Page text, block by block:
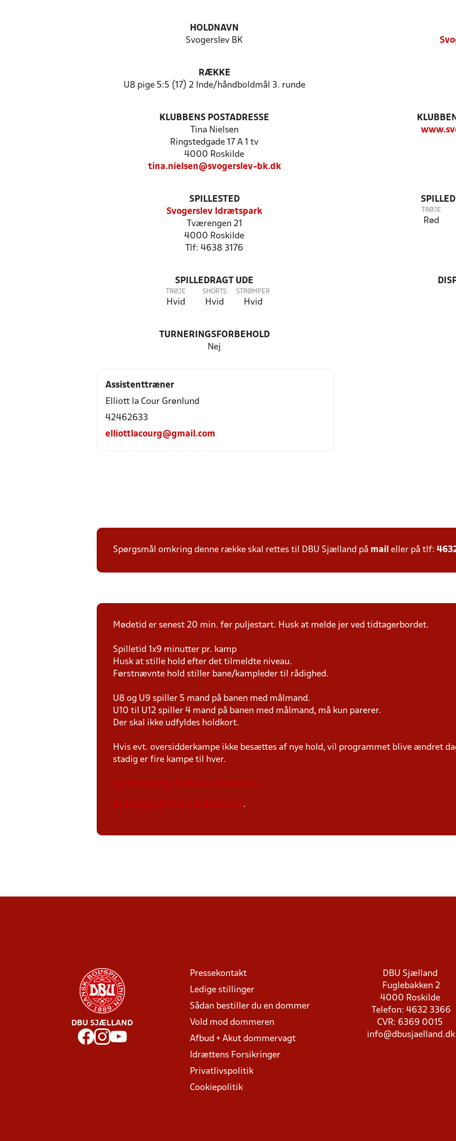
HOLDNAVN
Svogerslev BK
RÆKKE
U8 pige 5:5 (17) 2 Inde/håndboldmål 3. runde
KLUBBENS POSTADRESSE
Tina Nielsen
Ringstedgade 17 A 1 tv
4000 Roskilde
tina.nielsen@svogerslev-bk.dk
SPILLESTED
Svogerslev Idrætspark
Tværengen 21
4000 Roskilde
Tlf: 4638 3176
TRØJE
Rød
SPILLEDRAGT UDE
TRØJE
Hvid
SHORTS
Hvid
STRØMPER
Hvid
TURNERINGSFORBEHOLD
Nej
Assistenttræner
Elliott la Cour Grønlund
42462633
elliottlacourg@gmail.com
Spørgsmål omkring denne række skal rettes til DBU Sjælland på mail eller på tlf:
Mødetid er senest 20 min. før puljestart. Husk at melde jer ved tidtagerbordet.
Spilletid 1x9 minutter pr. kamp
Husk at stille hold efter det tilmeldte niveau.
Førstnævnte hold stiller bane/kampleder til rådighed.
U8 og U9 spiller 5 mand på banen med målmand.
U10 til U12 spiller 4 mand på banen med målmand, må kun parerer.
Der skal ikke udfyldes holdkort.
Hvis evt. oversidderkampe ikke besættes af nye hold, vil programmet blive ændret
stadig er fire kampe til hver.
Spillereglerne findes via dette link.
Se ledige pladser via dette link.
DBU SJÆLLAND
Pressekontakt
Ledige stillinger
Sådan bestiller du en dommer
Vold mod dommeren
Afbud + Akut dommervagt
Idrættens Forsikringer
Privatlivspolitik
Cookiepolitik
DBU Sjælland
Fuglebakken 2
4000 Roskilde
Telefon: 4632 3366
CVR: 6369 0015
info@dbusjaelland.dk